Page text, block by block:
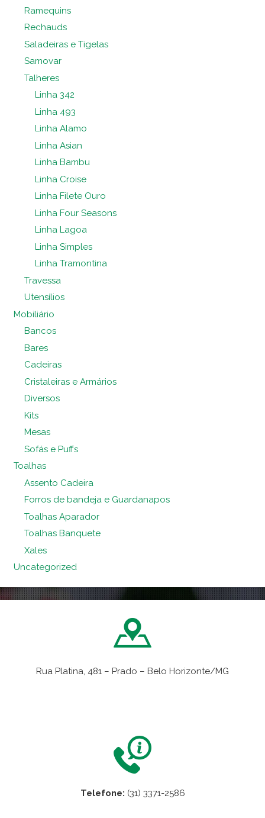
Ramequins
Rechauds
Saladeiras e Tigelas
Samovar
Talheres
Linha 342
Linha 493
Linha Alamo
Linha Asian
Linha Bambu
Linha Croise
Linha Filete Ouro
Linha Four Seasons
Linha Lagoa
Linha Simples
Linha Tramontina
Travessa
Utensílios
Mobiliário
Bancos
Bares
Cadeiras
Cristaleiras e Armários
Diversos
Kits
Mesas
Sofás e Puffs
Toalhas
Assento Cadeira
Forros de bandeja e Guardanapos
Toalhas Aparador
Toalhas Banquete
Xales
Uncategorized
Rua Platina, 481 – Prado – Belo Horizonte/MG
Telefone: (31) 3371-2586